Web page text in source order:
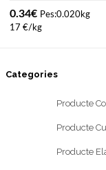
0.34€ Pes:0.020kg
17 €/kg
Categories
Producte
Producte
Producte